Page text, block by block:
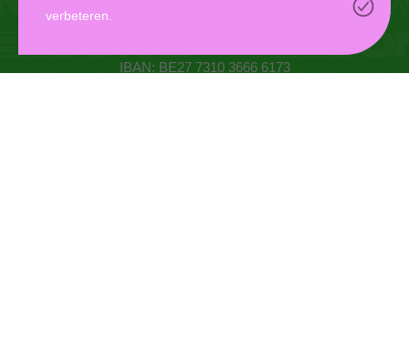
IBAN: BE27 7310 3666 6173
verbeteren.